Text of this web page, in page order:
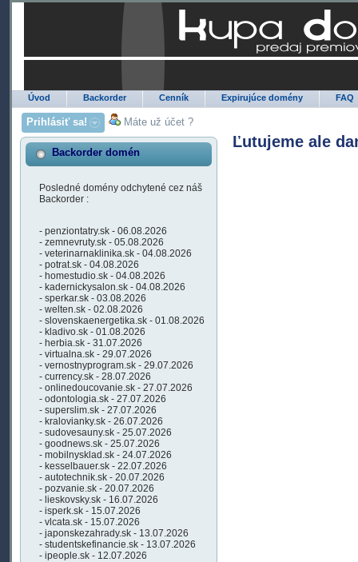
Úvod Backorder Cenník Expirujúce domény FAQ
Prihlásiť sa! Máte už účet ?
Backorder domén
Posledné domény odchytené cez náš
Backorder :
- penziontatry.sk - 06.08.2026
- zemnevruty.sk - 05.08.2026
- veterinarnaklinika.sk - 04.08.2026
- potrat.sk - 04.08.2026
- homestudio.sk - 04.08.2026
- kadernickysalon.sk - 04.08.2026
- sperkar.sk - 03.08.2026
- welten.sk - 02.08.2026
- slovenskaenergetika.sk - 01.08.2026
- kladivo.sk - 01.08.2026
- herbia.sk - 31.07.2026
- virtualna.sk - 29.07.2026
- vernostnyprogram.sk - 29.07.2026
- currency.sk - 28.07.2026
- onlinedoucovanie.sk - 27.07.2026
- odontologia.sk - 27.07.2026
- superslim.sk - 27.07.2026
- kralovianky.sk - 26.07.2026
- sudovesauny.sk - 25.07.2026
- goodnews.sk - 25.07.2026
- mobilnysklad.sk - 24.07.2026
- kesselbauer.sk - 22.07.2026
- autotechnik.sk - 20.07.2026
- pozvanie.sk - 20.07.2026
- lieskovsky.sk - 16.07.2026
- isperk.sk - 15.07.2026
- vlcata.sk - 15.07.2026
- japonskezahrady.sk - 13.07.2026
- studentskefinancie.sk - 13.07.2026
- ipeople.sk - 12.07.2026
Ľutujeme ale